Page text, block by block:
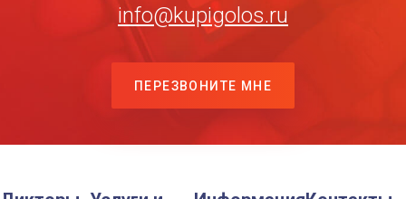
info@kupigolos.ru
ПЕРЕЗВОНИТЕ МНЕ